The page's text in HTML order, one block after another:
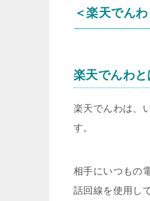
＜楽天でん
楽天でんわと
楽天でんわは、
す。
相手にいつもの
話回線を使用し